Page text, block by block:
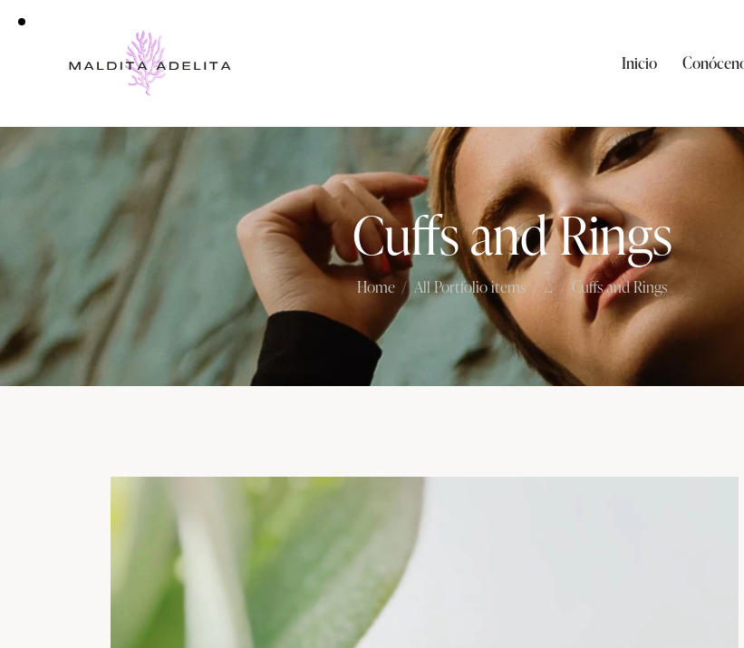
Inicio
Cuffs and Rings
Home All Portfolio items ... Cuffs and Rings